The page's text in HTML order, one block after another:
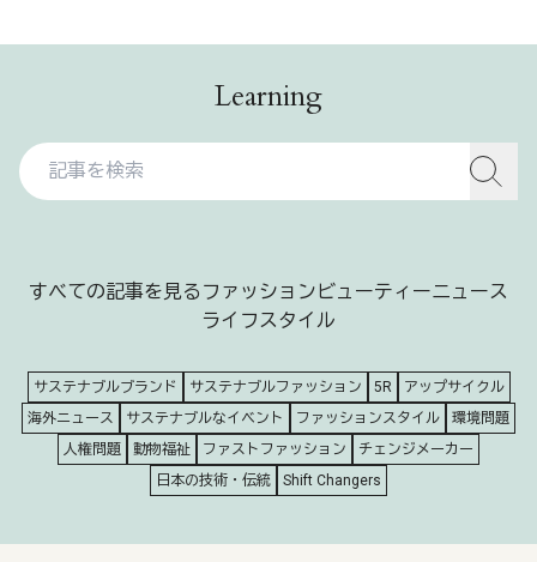
Learning
すべての記事を見る ファッションビューティーニュース
ライフスタイル
サステナブルブランド サステナブルファッション 5R
アップサイクル
海外ニュース
サステナブルなイベント ファッションスタイル
環境問題
人権問題
動物福祉 ファストファッション
チェンジメーカー
日本の技術・伝統
Shift Changers